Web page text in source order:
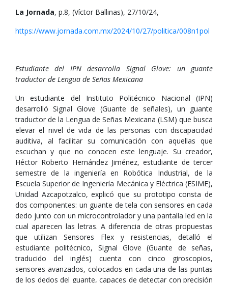
La Jornada, p.8, (Víctor Ballinas), 27/10/24,
https://www.jornada.com.mx/2024/10/27/politica/008n1pol
Estudiante del IPN desarrolla Signal Glove: un guante
traductor de Lengua de Señas Mexicana
Un estudiante del Instituto Politécnico Nacional (IPN)
desarrolló Signal Glove (Guante de señales), un guante
traductor de la Lengua de Señas Mexicana (LSM) que busca
elevar el nivel de vida de las personas con discapacidad
auditiva, al facilitar su comunicación con aquellas que
escuchan y que no conocen este lenguaje. Su creador,
Héctor Roberto Hernández Jiménez, estudiante de tercer
semestre de la ingeniería en Robótica Industrial, de la
Escuela Superior de Ingeniería Mecánica y Eléctrica (ESIME),
Unidad Azcapotzalco, explicó que su prototipo consta de
dos componentes: un guante de tela con sensores en cada
dedo junto con un microcontrolador y una pantalla led en la
cual aparecen las letras. A diferencia de otras propuestas
que utilizan Sensores Flex y resistencias, detalló el
estudiante politécnico, Signal Glove (Guante de señas,
traducido del inglés) cuenta con cinco giroscopios,
sensores avanzados, colocados en cada una de las puntas
de los dedos del guante, capaces de detectar con precisión